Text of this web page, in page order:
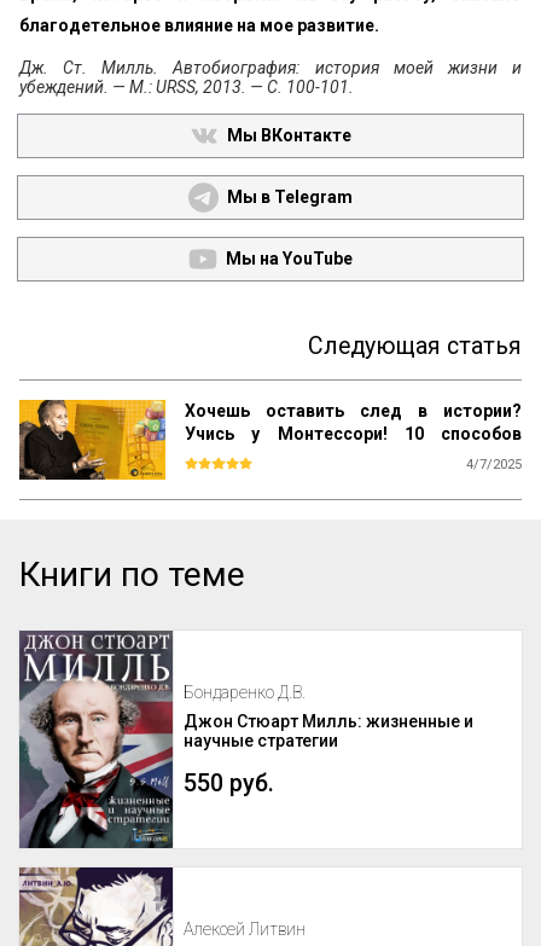
благодетельное влияние на мое развитие.
Дж. Ст. Милль. Автобиография: история моей жизни и
убеждений. — М.: URSS, 2013. — С. 100-101.
Мы ВКонтакте
Мы в Telegram
Мы на YouTube
Следующая статья
Хочешь оставить след в истории?
Учись у Монтессори! 10 способов
сохранить наследие
4/7/2025
распространение? Как убедиться, что
ваш труд продолжат будущие
можно найти, изучив опыт Марии
воспитания, но и создал механизм её
сохранения и развития по всему миру.
Эти вопросы особенно актуальны для
разрабатывают авторские методики, но
сталкиваются с трудностями в их
Книги по теме
Бондаренко Д.В.
Джон Стюарт Милль: жизненные и
научные стратегии
550 руб.
Алексей Литвин